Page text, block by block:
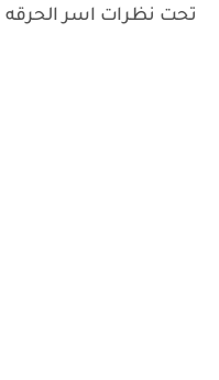
تحت نظرات اسر الحرقه